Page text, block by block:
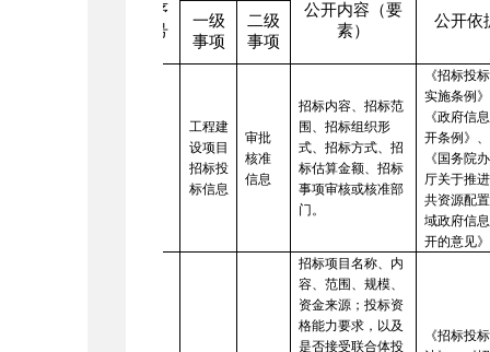
序
号
公开内容（要
素）
公开依
一级
事项
二级
事项
工程建
设项目
招标投
标信息
审批
核准
信息
招标内容、招标范
围、招标组织形
式、招标方式、招
标估算金额、招标
事项审核或核准部
门。
《招标投
实施条例
《政府信
开条例》、
《国务院
厅关于推
共资源配
域政府信
开的意见》
招标项目名称、内
容、范围、规模、
资金来源；投标资
格能力要求，以及
是否接受联合体投
《招标投标